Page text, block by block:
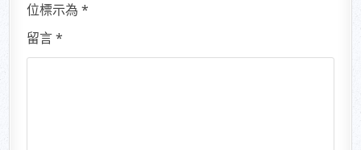
位標示為*
留言*